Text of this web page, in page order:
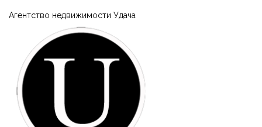
Агентство недвижимости Удача